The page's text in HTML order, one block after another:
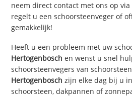
neem direct contact met ons op via
regelt u een schoorsteenveger of
gemakkelijk!
Heeft u een probleem met uw
Hertogenbosch en wenst u snel
schoorsteenvegers van
Hertogenbosch zijn elke dag bij u
schoorsteen, dakpannen of